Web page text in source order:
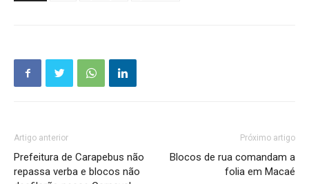
Artigo anterior
Prefeitura de Carapebus não
repassa verba e blocos não
Próximo artigo
Blocos de rua comandam a
folia em Macaé